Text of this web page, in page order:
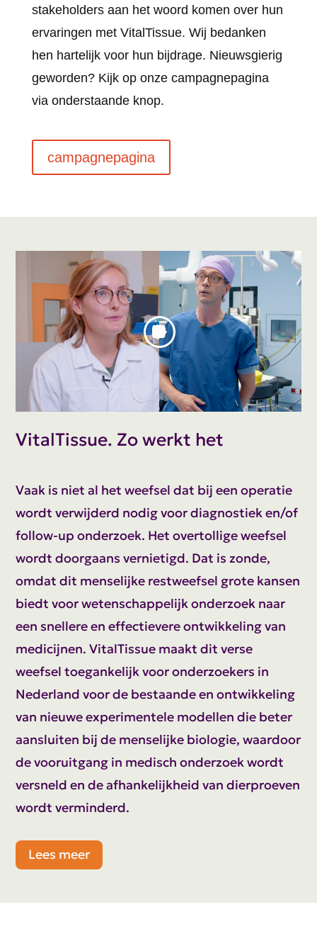
stakeholders aan het woord komen over hun
ervaringen met VitalTissue. Wij bedanken
hen hartelijk voor hun bijdrage. Nieuwsgierig
geworden? Kijk op onze campagnepagina
via onderstaande knop.
campagnepagina
VitalTissue. Zo werkt het
Vaak is niet al het weefsel dat bij een operatie
wordt verwijderd nodig voor diagnostiek en/of
follow-up onderzoek. Het overtollige weefsel
wordt doorgaans vernietigd. Dat is zonde,
omdat dit menselijke restweefsel grote kansen
biedt voor wetenschappelijk onderzoek naar
een snellere en effectievere ontwikkeling van
medicijnen. VitalTissue maakt dit verse
weefsel toegankelijk voor onderzoekers in
Nederland voor de bestaande en ontwikkeling
van nieuwe experimentele modellen die beter
aansluiten bij de menselijke biologie, waardoor
de vooruitgang in medisch onderzoek wordt
versneld en de afhankelijkheid van dierproeven
wordt verminderd.
Lees meer